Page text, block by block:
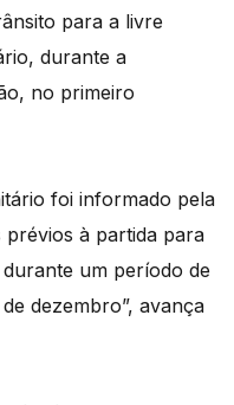
para a livre
durante a
no primeiro
foi informado pela
prévios à partida para
um período de
dezembro”, avança